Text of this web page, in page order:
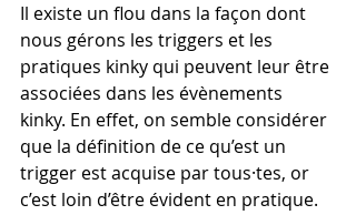
Il existe un flou dans la façon dont
nous gérons les triggers et les
pratiques kinky qui peuvent leur être
associées dans les évènements
kinky. En effet, on semble considérer
que la définition de ce qu’est un
trigger est acquise par tous·tes, or
c’est loin d’être évident en pratique.